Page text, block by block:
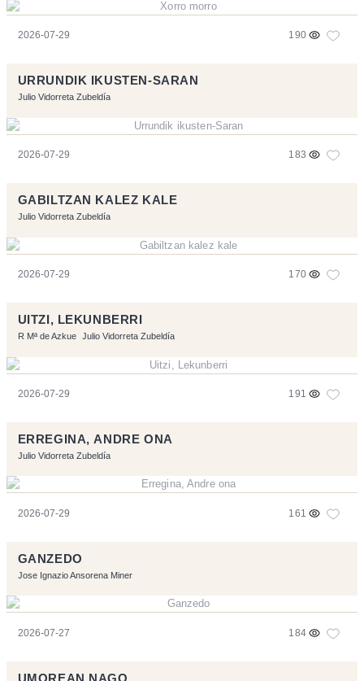
2026-07-29 190
URRUNDIK IKUSTEN-SARAN
Julio Vidorreta Zubeldía
2026-07-29 183
GABILTZAN KALEZ KALE
Julio Vidorreta Zubeldía
2026-07-29 170
UITZI, LEKUNBERRI
R Mª de Azkue Julio Vidorreta Zubeldía
2026-07-29 191
ERREGINA, ANDRE ONA
Julio Vidorreta Zubeldía
2026-07-29 161
GANZEDO
Jose Ignazio Ansorena Miner
2026-07-27 184
UMOREAN NAGO